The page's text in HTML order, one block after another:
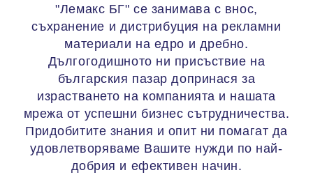
"Лемакс БГ" се занимава с внос,
съхранение и дистрибуция на рекламни
материали на едро и дребно.
Дългогодишното ни присъствие на
българския пазар допринася за
израстването на компанията и нашата
мрежа от успешни бизнес сътрудничества.
Придобитите знания и опит ни помагат да
удовлетворяваме Вашите нужди по най-
добрия и ефективен начин.